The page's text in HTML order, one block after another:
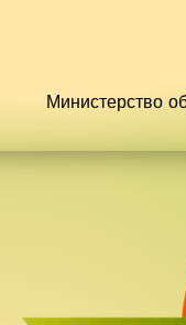
Министерство